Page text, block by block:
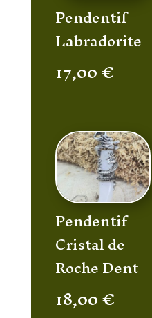
Pendentif
Labradorite
17,00€
Pendentif
Cristal de
Roche Dent
18,00€